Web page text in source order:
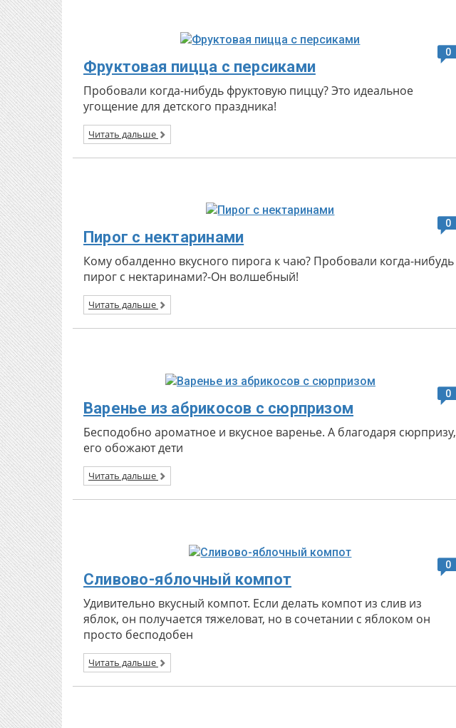
Фруктовая пицца с персиками
0
Пробовали когда-нибудь фруктовую пиццу? Это идеальное
угощение для детского праздника!
Читать дальше
Пирог с нектаринами
0
Кому обалденно вкусного пирога к чаю? Пробовали когда-нибудь
пирог с нектаринами?-Он волшебный!
Читать дальше
Варенье из абрикосов с сюрпризом
0
Бесподобно ароматное и вкусное варенье. А благодаря сюрпризу,
его обожают дети
Читать дальше
Сливово-яблочный компот
0
Удивительно вкусный компот. Если делать компот из слив из
яблок, он получается тяжеловат, но в сочетании с яблоком он
просто бесподобен
Читать дальше